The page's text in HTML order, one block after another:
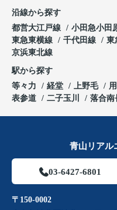
沿線から探す
都営大江戸線
小田急小田
東急東横線
千代田線 東
京浜東北線
駅から探す
等々力
経堂 上野毛
表参道
二子玉川 落合南
青山リアル
03-6427-6801
〒150-0002